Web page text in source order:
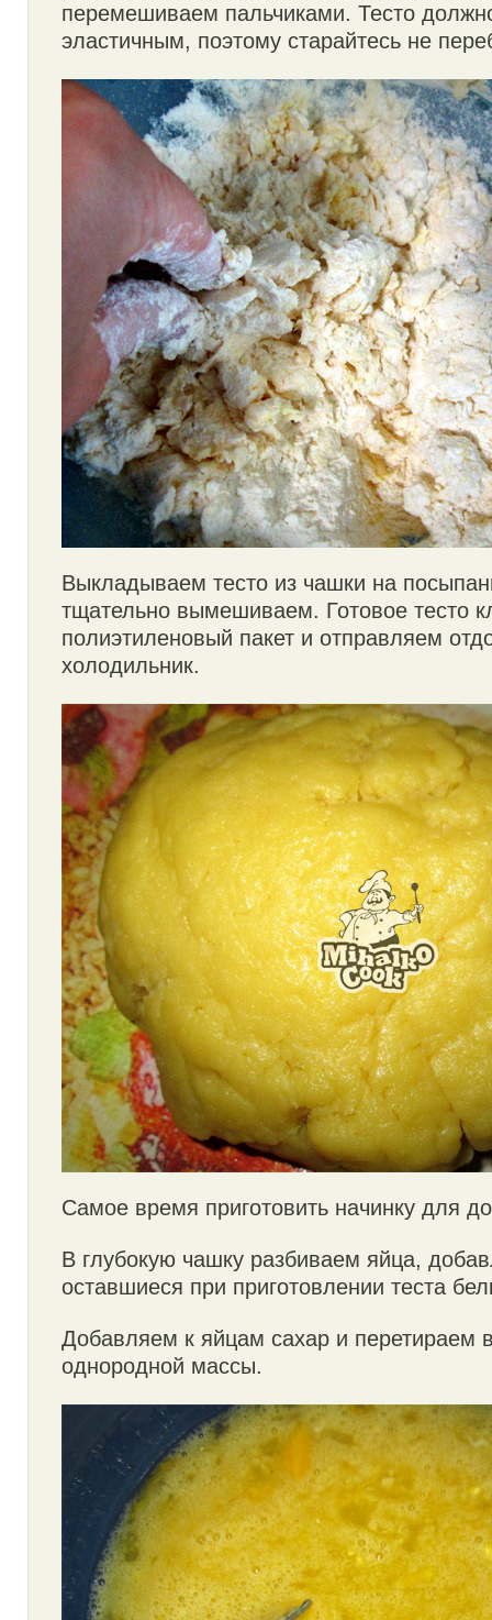
перемешиваем пальчиками. Тесто
эластичным, поэтому старайтесь не
Выкладываем тесто из чашки на
тщательно вымешиваем. Готовое тесто
полиэтиленовый пакет и отправляем
холодильник.
Самое время приготовить начинку для
В глубокую чашку разбиваем яйца,
оставшиеся при приготовлении теста
Добавляем к яйцам сахар и перетираем
однородной массы.